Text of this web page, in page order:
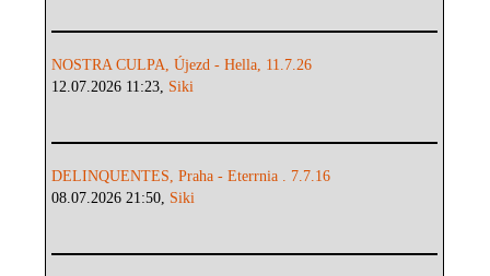
NOSTRA CULPA, Újezd - Hella, 11.7.26
12.07.2026 11:23, Siki
DELINQUENTES, Praha - Eterrnia . 7.7.16
08.07.2026 21:50, Siki